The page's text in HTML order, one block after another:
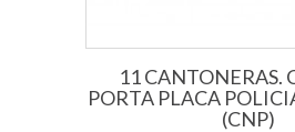
11 CANTONERAS.
PORTA PLACA
(CNP)